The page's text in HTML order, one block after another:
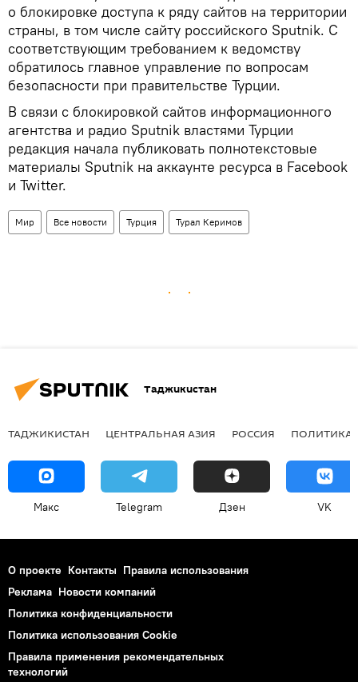
о блокировке доступа к ряду сайтов на территории
страны, в том числе сайту российского Sputnik. С
соответствующим требованием к ведомству
обратилось главное управление по вопросам
безопасности при правительстве Турции.
В связи с блокировкой сайтов информационного
агентства и радио Sputnik властями Турции
редакция начала публиковать полнотекстовые
материалы Sputnik на аккаунте ресурса в Facebook
и Twitter.
Мир Все новости Турция Турал Керимов
Таджикистан
ТАДЖИКИСТАН ЦЕНТРАЛЬНАЯ АЗИЯ РОССИЯ ПОЛИТИКА
Макс Telegram Дзен VK
О проекте Контакты Правила использования
Реклама Новости компаний
Политика конфиденциальности
Политика использования Cookie
Правила применения рекомендательных
технологий